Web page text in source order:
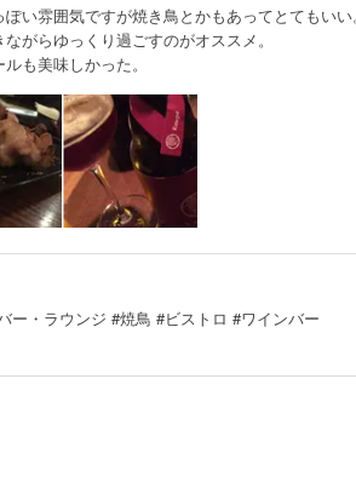
ぽい雰囲気ですが焼き鳥とかもあってとてもい
がらゆっくり過ごすのがオススメ。
も美味しかった。
ー・ラウンジ #焼鳥 #ビストロ #ワインバー